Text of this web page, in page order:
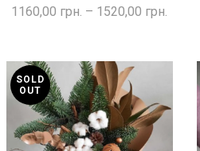
1160,00 грн. – 1520,00 грн.
SOLD
OUT